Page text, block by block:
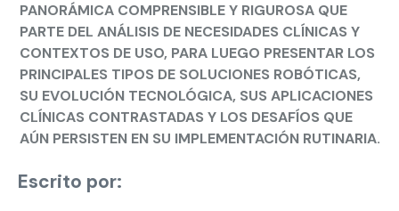
PANORÁMICA COMPRENSIBLE Y RIGUROSA QUE
PARTE DEL ANÁLISIS DE NECESIDADES CLÍNICAS Y
CONTEXTOS DE USO, PARA LUEGO PRESENTAR LOS
PRINCIPALES TIPOS DE SOLUCIONES ROBÓTICAS,
SU EVOLUCIÓN TECNOLÓGICA, SUS APLICACIONES
CLÍNICAS CONTRASTADAS Y LOS DESAFÍOS QUE
AÚN PERSISTEN EN SU IMPLEMENTACIÓN RUTINARIA.
Escrito por: